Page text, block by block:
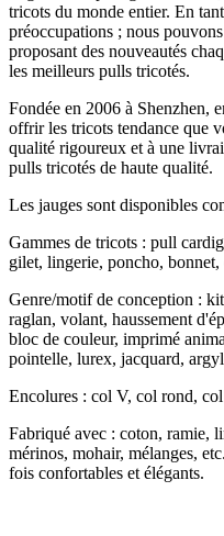
tricots du monde entier. En
préoccupations ; nous
proposant des nouveautés
les meilleurs pulls tricotés.
Fondée en 2006 à Shenzhen,
offrir les tricots tendance que
qualité rigoureux et à une
pulls tricotés de haute qualité.
Les jauges sont disponibles
Gammes de tricots : pull
gilet, lingerie, poncho, bonnet,
Genre/motif de conception :
raglan, volant, haussement
bloc de couleur, imprimé
pointelle, lurex, jacquard,
Encolures : col V, col rond,
Fabriqué avec : coton, ramie,
mérinos, mohair, mélanges,
fois confortables et élégants.